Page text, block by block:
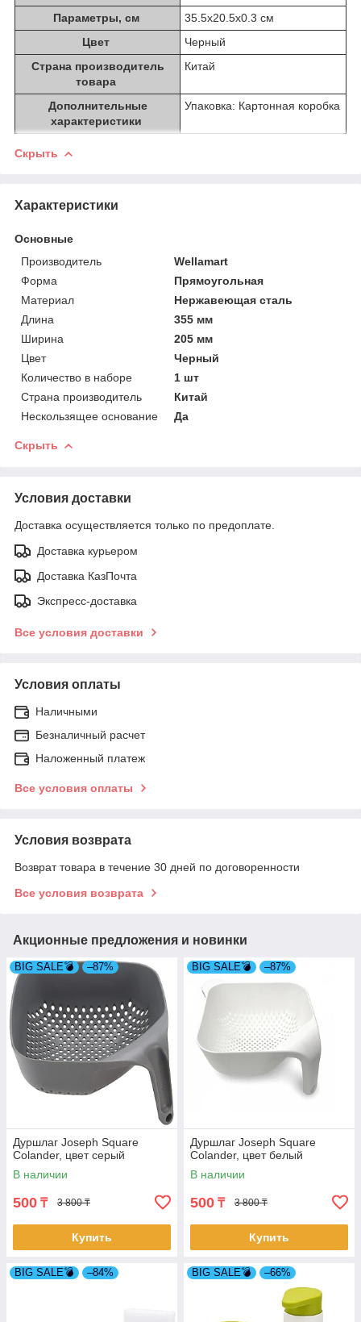
Параметры, см
35.5х20.5х0.3 см
Цвет
Черный
Страна производитель
товара
Китай
Дополнительные
характеристики
Упаковка: Картонная коробка
Скрыть
Характеристики
Основные
Производитель
Wellamart
Форма
Прямоугольная
Материал
Нержавеющая сталь
Длина
355 мм
Ширина
205 мм
Цвет
Черный
Количество в наборе
1 шт
Страна производитель
Китай
Нескользящее основание
Да
Скрыть
Условия доставки
Доставка осуществляется только по предоплате.
Доставка курьером
Доставка КазПочта
Экспресс-доставка
Все условия доставки
Условия оплаты
Наличными
Безналичный расчет
Наложенный платеж
Все условия оплаты
Условия возврата
Возврат товара в течение 30 дней по договоренности
Все условия возврата
Акционные предложения и новинки
BIG SALE💣 –87%
Дуршлаг Joseph Square
Colander, цвет серый
В наличии
500 ₸ 3 800 ₸
Купить
BIG SALE💣 –87%
Дуршлаг Joseph Square
Colander, цвет белый
В наличии
500 ₸ 3 800 ₸
Купить
BIG SALE💣 –84% BIG SALE💣 –66%